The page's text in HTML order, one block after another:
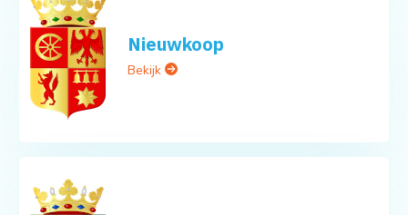
Nieuwkoop
Bekijk